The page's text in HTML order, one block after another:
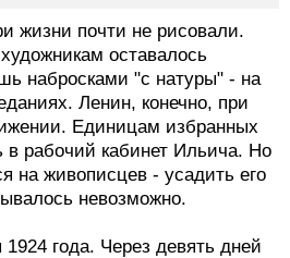
жизни почти не рисовали.
оставалось
набросками "с натуры" - на
Ленин, конечно, при
Единицам избранных
в рабочий кабинет Ильича. Но
на живописцев - усадить его
невозможно.
года. Через девять дней